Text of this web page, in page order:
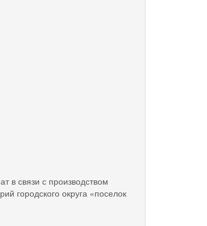
в связи с производством
городского округа «поселок